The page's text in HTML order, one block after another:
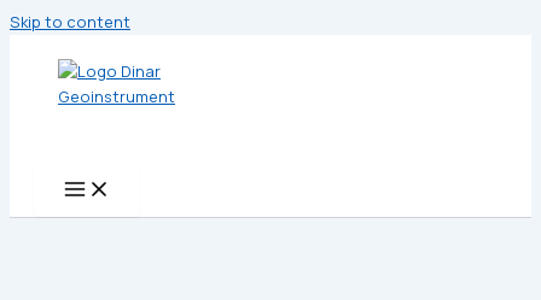
Skip to content